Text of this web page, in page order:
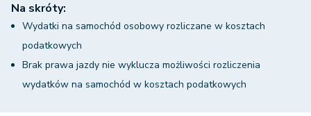
Na skróty:
Wydatki na samochód osobowy rozliczane w kosztach
podatkowych
Brak prawa jazdy nie wyklucza możliwości rozliczenia
wydatków na samochód w kosztach podatkowych